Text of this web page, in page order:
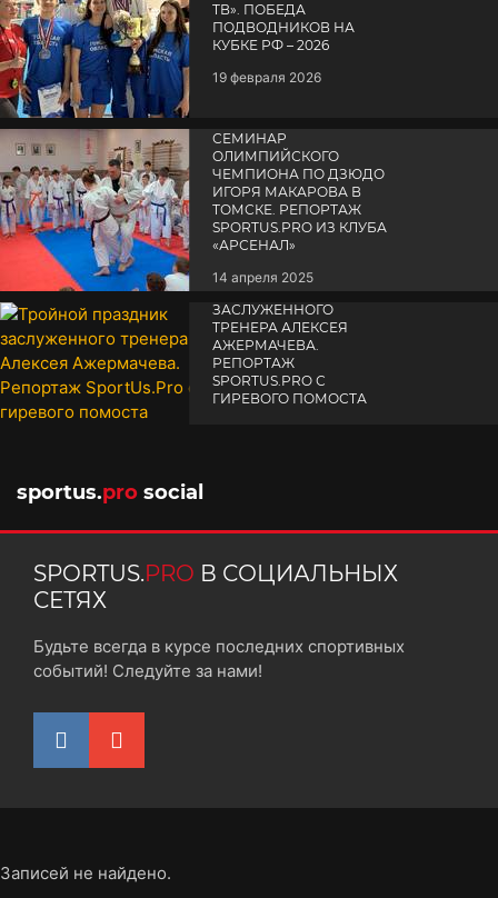
TВ». ПОБЕДА
ПОДВОДНИКОВ НА
КУБКЕ РФ – 2026
19 февраля 2026
СЕМИНАР
ОЛИМПИЙСКОГО
ЧЕМПИОНА ПО ДЗЮДО
ИГОРЯ МАКАРОВА В
ТОМСКЕ. РЕПОРТАЖ
SPORTUS.PRO ИЗ КЛУБА
«АРСЕНАЛ»
14 апреля 2025
ЗАСЛУЖЕННОГО
ТРЕНЕРА АЛЕКСЕЯ
АЖЕРМАЧЕВА.
РЕПОРТАЖ
SPORTUS.PRO С
ГИРЕВОГО ПОМОСТА
sportus.pro social
SPORTUS.PRO В СОЦИАЛЬНЫХ
СЕТЯХ
Будьте всегда в курсе последних спортивных
событий! Следуйте за нами!
Записей не найдено.